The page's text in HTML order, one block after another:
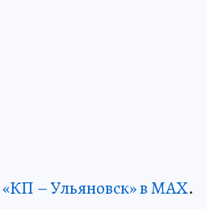
«КП – Ульяновск» в MAX.